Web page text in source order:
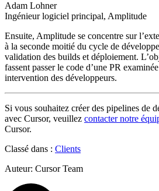
Adam Lohner
Ingénieur logiciel principal, Amplitude
Ensuite, Amplitude se concentre sur
à la seconde moitié du cycle de
validation des builds et déploiement.
fassent passer le code d’une PR
intervention des développeurs.
Si vous souhaitez créer des pipelines de
avec Cursor, veuillez contacter notre
Cursor.
Classé dans : Clients
Auteur: Cursor Team